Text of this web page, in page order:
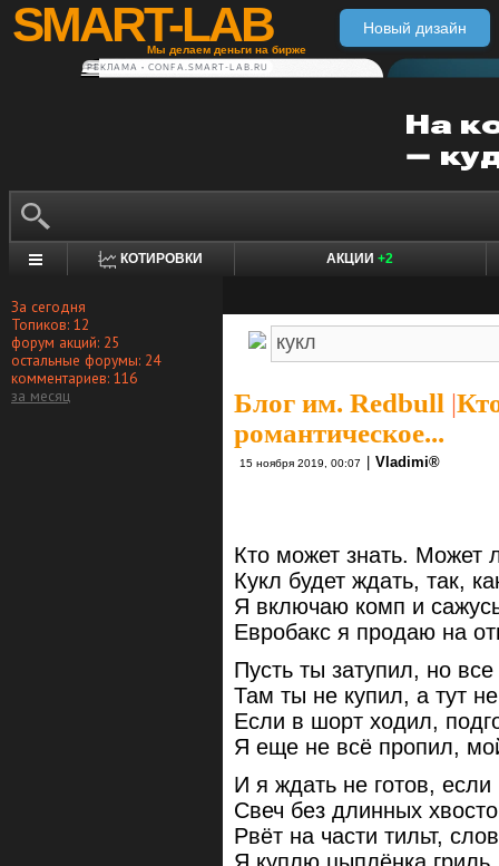
SMART-LAB
Мы делаем деньги на бирже
Новый дизайн
РЕКЛАМА • CONFA.SMART-LAB.RU
КОТИРОВКИ АКЦИИ +2
За сегодня
Топиков: 12
форум акций: 25
остальные форумы: 24
комментариев: 116
за месяц
Блог им. Redbull |
романтическое...
15 ноября 2019, 00:07 Vlаdimi®
Кто может знать. Может
Кукл будет ждать, так,
Я включаю комп и
Евробакс я продаю на
Пусть ты затупил, но
Там ты не купил, а тут
Если в шорт ходил,
Я еще не всё пропил,
И я ждать не готов,
Свеч без длинных
Рвёт на части тильт,